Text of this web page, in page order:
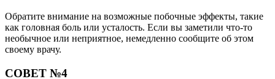
Обратите внимание на возможные побочные эффекты, такие
как головная боль или усталость. Если вы заметили что-то
необычное или неприятное, немедленно сообщите об этом
своему врачу.
СОВЕТ №4